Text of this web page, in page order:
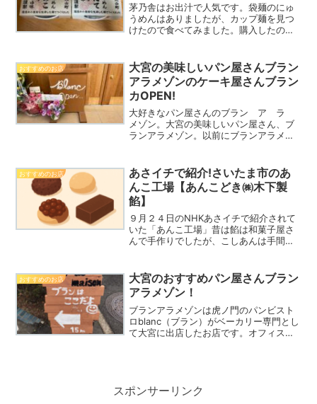
茅乃舎はお出汁で人気です。袋麺のにゅ
うめんはありましたが、カップ麺を見つ
けたので食べてみました。購入したのは
茅乃舎の店舗で購入できます。私は東京
駅店で購入しました。都内...
おすすめのお店
大宮の美味しいパン屋さんブラン
アラメゾンのケーキ屋さんブラン
カOPEN!
大好きなパン屋さんのブラン ア ラ
メゾン。大宮の美味しいパン屋さん、ブ
ランアラメゾン。以前にブランアラメゾ
と一緒に売っていたケーキが隣に店舗を
が構えました！11月に...
おすすめのお店
あさイチで紹介!さいたま市のあ
んこ工場【あんこどき㈱木下製
餡】
９月２４日のNHKあさイチで紹介されて
いた「あんこ工場」昔は餡は和菓子屋さ
んで手作りでしたが、こしあんは手間が
さんと紹介されていましたので老舗のあ
んこ屋さんです。私の住...
おすすめのお店
大宮のおすすめパン屋さんブラン
アラメゾン！
ブランアラメゾンは虎ノ門のパンビスト
ロblanc（ブラン）がベーカリー専門とし
て大宮に出店したお店です。オフィス街
スポンサーリンク